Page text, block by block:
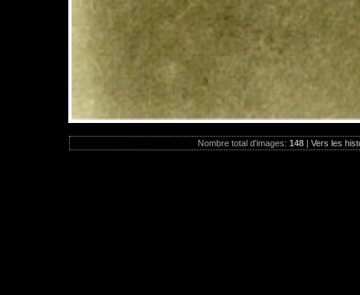
Nombre total d'images: 148 | Vers les